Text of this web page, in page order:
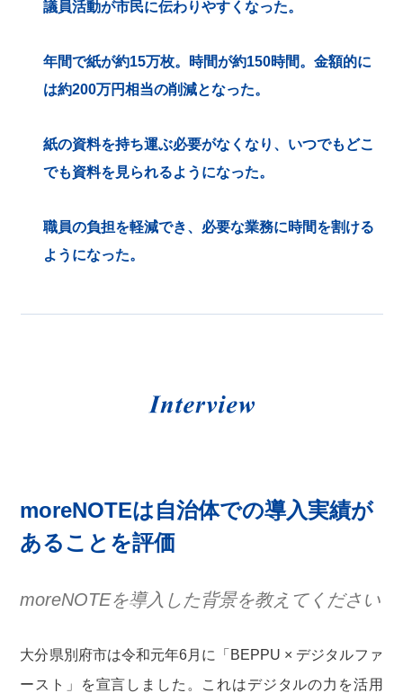
議員活動が市民に伝わりやすくなった。
年間で紙が約15万枚。時間が約150時間。金額的に
は約200万円相当の削減となった。
紙の資料を持ち運ぶ必要がなくなり、いつでもどこ
でも資料を見られるようになった。
職員の負担を軽減でき、必要な業務に時間を割ける
ようになった。
moreNOTEは自治体での導入実績が
あることを評価
moreNOTEを導入した背景を教えてください
大分県別府市は令和元年6月に「BEPPU × デジタルファ
ースト」を宣言しました。これはデジタルの力を活用